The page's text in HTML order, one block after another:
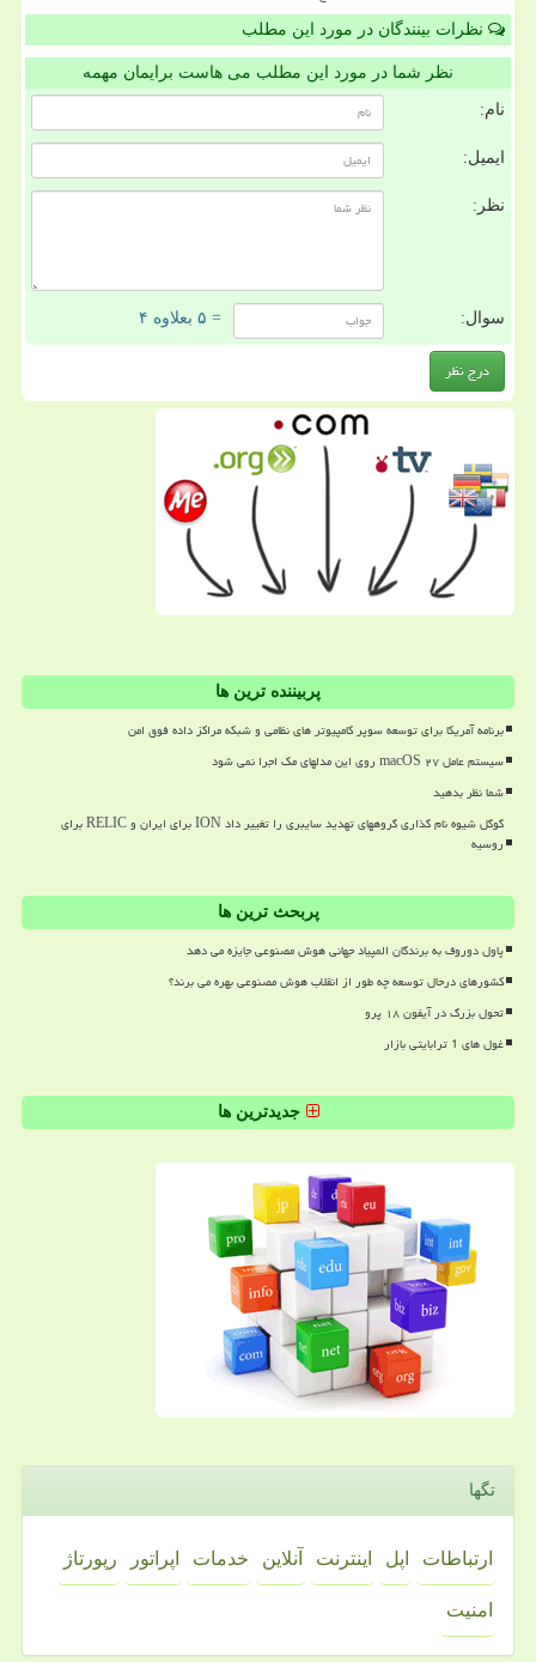
نظرات بینندگان در مورد این مطلب
نظر شما در مورد این مطلب می هاست برایمان مهمه
نام:
ایمیل:
نظر:
سوال: = ۵ بعلاوه ۴
پربیننده ترین ها
برنامه آمریکا برای توسعه سوپر کامپیوتر های نظامی و شبکه مراکز داده فوق امن
سیستم عامل macOS ۲۷ روی این مدلهای مک اجرا نمی شود
شما نظر بدهید
گوگل شیوه نام گذاری گروههای تهدید سایبری را تغییر داد ION برای ایران و RELIC برای
روسیه
پربحث ترین ها
پاول دوروف به برندگان المپیاد جهانی هوش مصنوعی جایزه می دهد
کشورهای درحال توسعه چه طور از انقلاب هوش مصنوعی بهره می برند؟
تحول بزرگ در آیفون ۱۸ پرو
غول های 1 ترابایتی بازار
جدیدترین ها
تگها
ارتباطات اپل اینترنت آنلاین خدمات اپراتور رپورتاژ
امنیت